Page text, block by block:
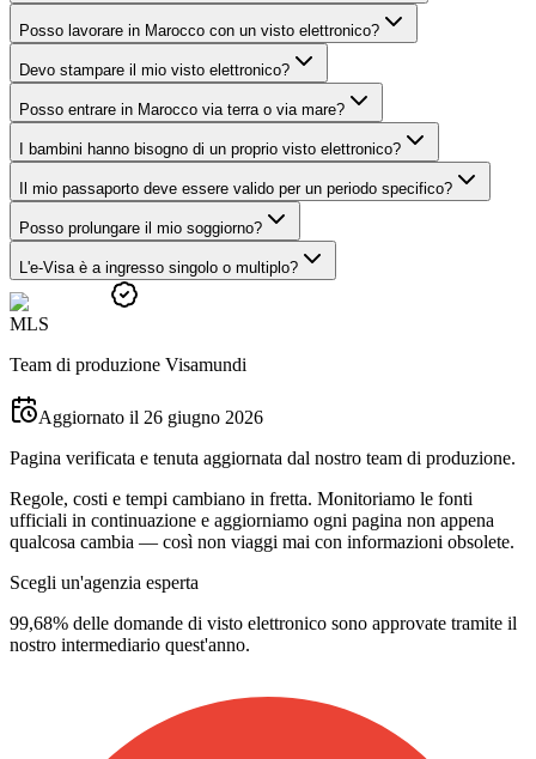
Posso lavorare in Marocco con un visto elettronico?
Devo stampare il mio visto elettronico?
Posso entrare in Marocco via terra o via mare?
I bambini hanno bisogno di un proprio visto elettronico?
Il mio passaporto deve essere valido per un periodo specifico?
Posso prolungare il mio soggiorno?
L'e-Visa è a ingresso singolo o multiplo?
MLS
Team di produzione Visamundi
Aggiornato il 26 giugno 2026
Pagina verificata e tenuta aggiornata dal nostro team di produzione.
Regole, costi e tempi cambiano in fretta. Monitoriamo le fonti
ufficiali in continuazione e aggiorniamo ogni pagina non appena
qualcosa cambia — così non viaggi mai con informazioni obsolete.
Scegli un'agenzia esperta
99,68% delle domande di visto elettronico sono approvate tramite il
nostro intermediario quest'anno.